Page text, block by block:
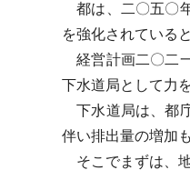
都は、二〇五〇
を強化されている
経営計画二〇二
下水道局として力
下水道局は、都
伴い排出量の増加
そこでまずは、